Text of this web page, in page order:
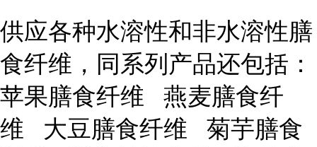
供应各种水溶性和非水溶性膳
食纤维，同系列产品还包括：
苹果膳食纤维 燕麦膳食纤
维 大豆膳食纤维 菊芋膳食